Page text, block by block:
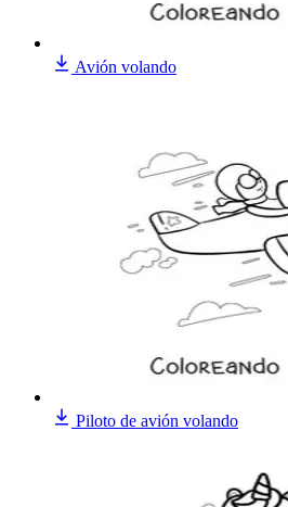
Avión volando
Piloto de avión volando